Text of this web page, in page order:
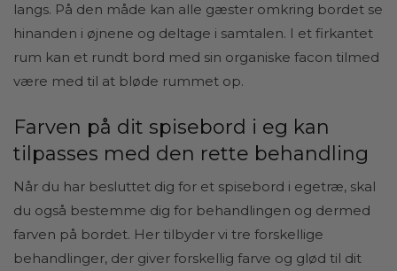
langs. På den måde kan alle gæster omkring bordet se
hinanden i øjnene og deltage i samtalen. I et firkantet
rum kan et rundt bord med sin organiske facon tilmed
være med til at bløde rummet op.
Farven på dit spisebord i eg kan
tilpasses med den rette behandling
Når du har besluttet dig for et spisebord i egetræ, skal
du også bestemme dig for behandlingen og dermed
farven på bordet. Her tilbyder vi tre forskellige
behandlinger, der giver forskellig farve og glød til dit